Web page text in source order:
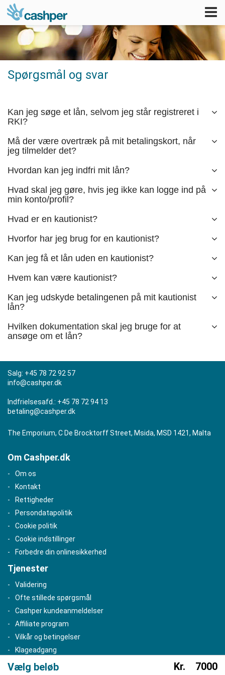
Spørgsmål og svar
Kan jeg søge et lån, selvom jeg står registreret i
RKI?
Må der være overtræk på mit betalingskort, når
jeg tilmelder det?
Hvordan kan jeg indfri mit lån?
Hvad skal jeg gøre, hvis jeg ikke kan logge ind på
min konto/profil?
Hvad er en kautionist?
Hvorfor har jeg brug for en kautionist?
Kan jeg få et lån uden en kautionist?
Hvem kan være kautionist?
Kan jeg udskyde betalingenen på mit kautionist
lån?
Hvilken dokumentation skal jeg bruge for at
ansøge om et lån?
Vælg beløb Kr. 7000
Salg: +45 78 72 92 57
info@cashper.dk
Indfrielsesafd.: +45 78 72 94 13
betaling@cashper.dk
The Emporium, C De Brocktorff Street, Msida, MSD 1421, Malta
Om Cashper.dk
Om os
Kontakt
Rettigheder
Persondatapolitik
Cookie politik
Cookie indstillinger
Forbedre din onlinesikkerhed
Tjenester
Validering
Ofte stillede spørgsmål
Cashper kundeanmeldelser
Affiliate program
Vilkår og betingelser
Klageadgang